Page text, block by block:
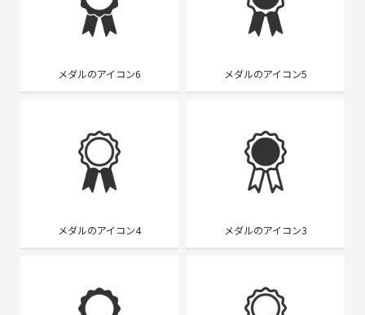
メダルのアイコン6 メダルのアイコン5
メダルのアイコン4 メダルのアイコン3